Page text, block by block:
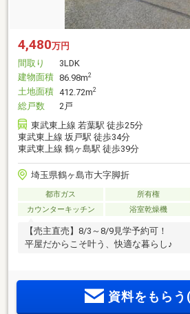
4,480万円
間取り
3LDK
建物面積 86.98m2
土地面積 412.72m2
総戸数
2戸
東武東上線 若葉駅 徒歩25分
東武東上線 坂戸駅 徒歩34分
東武東上線 鶴ヶ島駅 徒歩39分
埼玉県鶴ヶ島市大字脚折
都市ガス 所有権
カウンターキッチン
浴室乾燥機
【売主直売】8/3～8/9見学予約可！
平屋だからこそ叶う、快適な暮らし♪
資料をもら